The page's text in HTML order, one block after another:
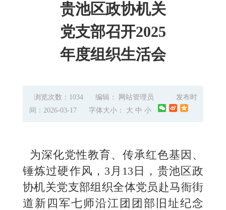
贵池区政协机关
党支部召开2025
年度组织生活会
浏览次数：1034 编辑： 网站管理员
发布时
间：2026-03-17
字体大小： 大 中 小
为深化党性教育、传承红色基因、
锤炼过硬作风，3月13日，贵池区政
协机关党支部组织全体党员赴马衙街
道新四军七师沿江团团部旧址纪念